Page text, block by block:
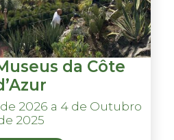
da Côte
2026 a 4 de Outubro
2025